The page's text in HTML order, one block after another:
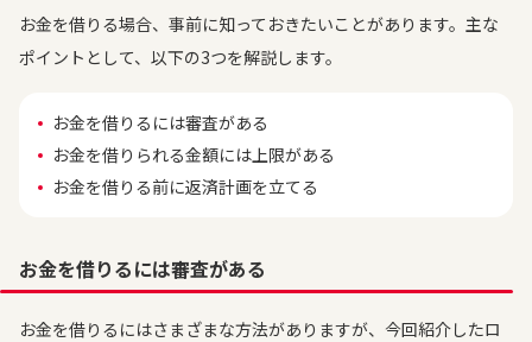
お金を借りる場合、事前に知っておきたいことがあります。主な
ポイントとして、以下の3つを解説します。
お金を借りるには審査がある
お金を借りられる金額には上限がある
お金を借りる前に返済計画を立てる
お金を借りるには審査がある
お金を借りるにはさまざまな方法がありますが、今回紹介したロ